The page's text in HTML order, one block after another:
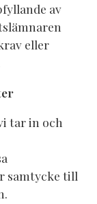
av
eller
tar in och
samtycke till